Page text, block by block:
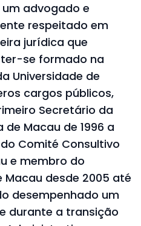
um advogado e
respeitado em
jurídica que
ter-se formado na
Universidade de
cargos públicos,
Secretário da
Macau de 1996 a
Comité Consultivo
e membro do
Macau desde 2005 até
desempenhado um
durante a transição